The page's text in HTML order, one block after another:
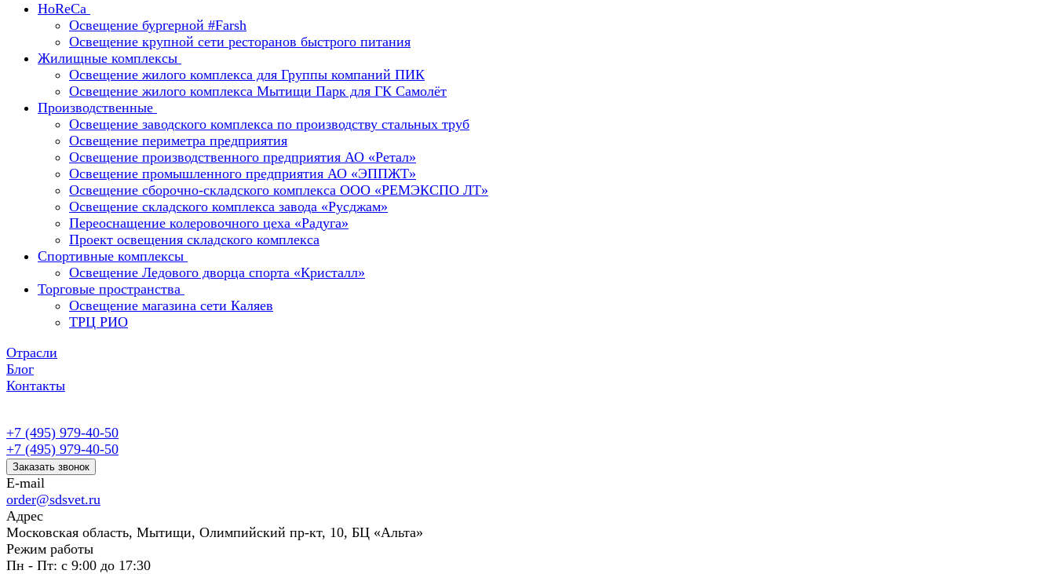
HoReCa
Освещение бургерной #Farsh
Освещение крупной сети ресторанов быстрого питания
Жилищные комплексы
Освещение жилого комплекса для Группы компаний ПИК
Освещение жилого комплекса Мытищи Парк для ГК Самолёт
Производственные
Освещение заводского комплекса по производству стальных труб
Освещение периметра предприятия
Освещение производственного предприятия АО «Ретал»
Освещение промышленного предприятия АО «ЭППЖТ»
Освещение сборочно-складского комплекса ООО «РЕМЭКСПО ЛТ»
Освещение складского комплекса завода «Русджам»
Переоснащение колеровочного цеха «Радуга»
Проект освещения складского комплекса
Спортивные комплексы
Освещение Ледового дворца спорта «Кристалл»
Торговые пространства
Освещение магазина сети Каляев
ТРЦ РИО
Отрасли
Блог
Контакты
+7 (495) 979-40-50
+7 (495) 979-40-50
Заказать звонок
E-mail
order@sdsvet.ru
Адрес
Московская область, Мытищи, Олимпийский пр-кт, 10, БЦ «Альта»
Режим работы
Пн - Пт: с 9:00 до 17:30